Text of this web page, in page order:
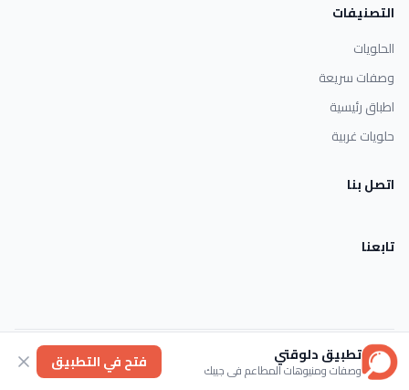
التصنيفات
الحلويات
وصفات سريعة
اطباق رئيسية
حلويات غربية
اتصل بنا
تابعنا
خصوصية عنا
© 2026 Dlwaqty. جميع الحقوق محفوظة.
تطبيق دلوقتي
وصفات ومنيوهات المطاعم في جيبك فتح في التطبيق